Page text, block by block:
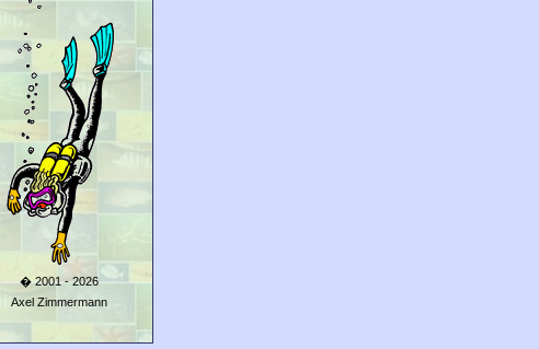
� 2001 - 2026
Axel Zimmermann